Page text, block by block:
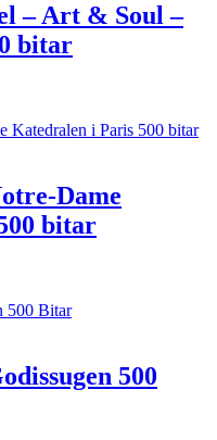
– Art & Soul –
bitar
Dame
bitar
500